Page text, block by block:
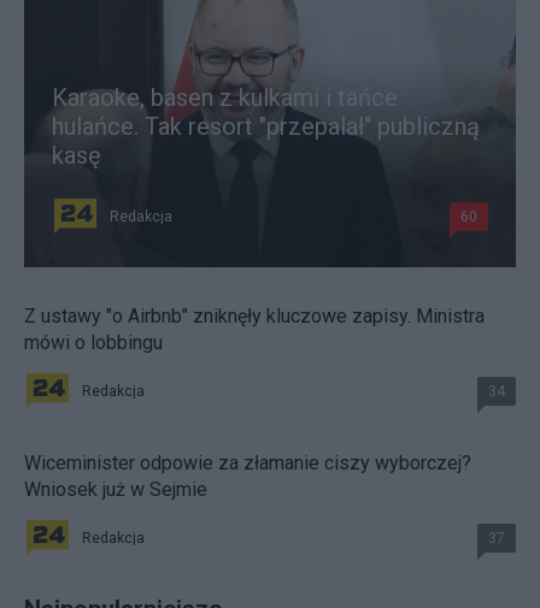
Karaoke, basen z kulkami i tańce
hulańce. Tak resort "przepalał" publiczną
kasę
Redakcja 60
Z ustawy "o Airbnb" zniknęły kluczowe zapisy. Ministra
mówi o lobbingu
Redakcja 34
Wiceminister odpowie za złamanie ciszy wyborczej?
Wniosek już w Sejmie
Redakcja 37